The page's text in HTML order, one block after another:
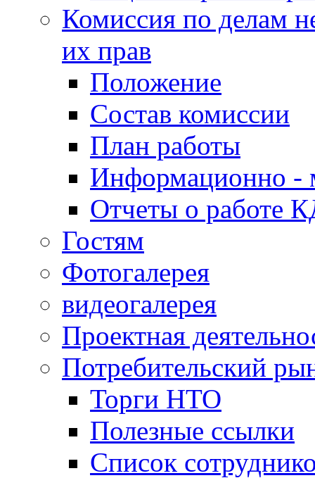
Комиссия по делам
их прав
Положение
Состав комиссии
План работы
Информационно -
Отчеты о работе
Гостям
Фотогалерея
видеогалерея
Проектная
Потребительский
Торги НТО
Полезные ссылки
Список